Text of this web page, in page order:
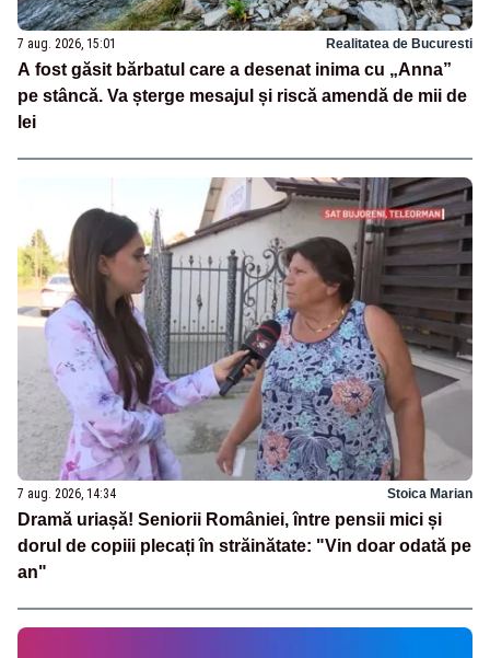
7 aug. 2026, 15:01 Realitatea de Bucuresti
A fost găsit bărbatul care a desenat inima cu „Anna”
pe stâncă. Va șterge mesajul și riscă amendă de mii de
lei
7 aug. 2026, 14:34 Stoica Marian
Dramă uriașă! Seniorii României, între pensii mici și
dorul de copiii plecați în străinătate: "Vin doar odată pe
an"